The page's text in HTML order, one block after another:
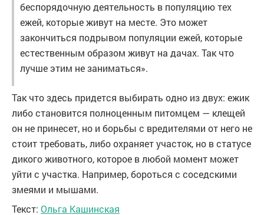
беспорядочную деятельность в популяцию тех
ежей, которые живут на месте. Это может
закончиться подрывом популяции ежей, которые
естественным образом живут на дачах. Так что
лучше этим не заниматься».
Так что здесь придется выбирать одно из двух: ежик
либо становится полноценным питомцем — клещей
он не принесет, но и борьбы с вредителями от него не
стоит требовать, либо охраняет участок, но в статусе
дикого животного, которое в любой момент может
уйти с участка. Например, бороться с соседскими
змеями и мышами.
Текст: Ольга Кашинская